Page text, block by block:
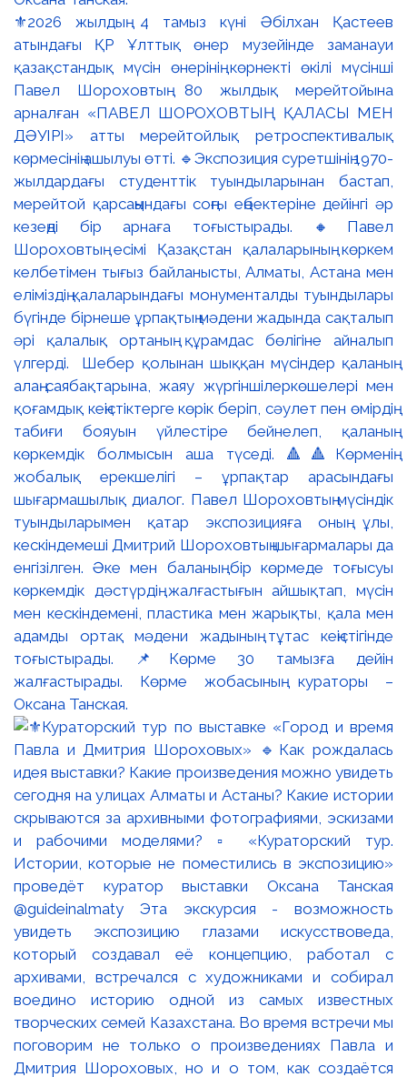
⚜️2026 жылдың 4 тамыз күні Әбілхан Қастеев
атындағы ҚР Ұлттық өнер музейінде заманауи
қазақстандық мүсін өнерінің көрнекті өкілі мүсінші
Павел Шороховтың 80 жылдық мерейтойына
арналған «ПАВЕЛ ШОРОХОВТЫҢ ҚАЛАСЫ МЕН
ДӘУІРІ» атты мерейтойлық ретроспективалық
көрмесінің ашылуы өтті. 🔹Экспозиция суретшінің 1970-
жылдардағы студенттік туындыларынан бастап,
мерейтой қарсаңындағы соңғы еңбектеріне дейінгі әр
кезеңді бір арнаға тоғыстырады. 🔸Павел
Шороховтың есімі Қазақстан қалаларының көркем
келбетімен тығыз байланысты, Алматы, Астана мен
еліміздің қалаларындағы монументалды туындылары
бүгінде бірнеше ұрпақтың мәдени жадында сақталып
әрі қалалық ортаның құрамдас бөлігіне айналып
үлгерді. Шебер қолынан шыққан мүсіндер қаланың
алаң-саябақтарына, жаяу жүргіншілеркөшелері мен
қоғамдық кеңістіктерге көрік беріп, сәулет пен өмірдің
табиғи бояуын үйлестіре бейнелеп, қаланың
көркемдік болмысын аша түседі. 🔺🔺Көрменің
жобалық ерекшелігі – ұрпақтар арасындағы
шығармашылық диалог. Павел Шороховтың мүсіндік
туындыларымен қатар экспозицияға оның ұлы,
кескіндемеші Дмитрий Шороховтың шығармалары да
енгізілген. Әке мен баланың бір көрмеде тоғысуы
көркемдік дәстүрдің жалғастығын айшықтап, мүсін
мен кескіндемені, пластика мен жарықты, қала мен
адамды ортақ мәдени жадының тұтас кеңістігінде
тоғыстырады. 📌Көрме 30 тамызға дейін
жалғастырады. Көрме жобасының кураторы –
Оксана Танская.